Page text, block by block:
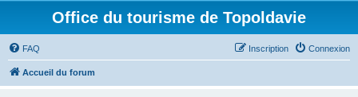
Office du tourisme de Topoldavie
FAQ Connexion
Inscription
Accueil du forum